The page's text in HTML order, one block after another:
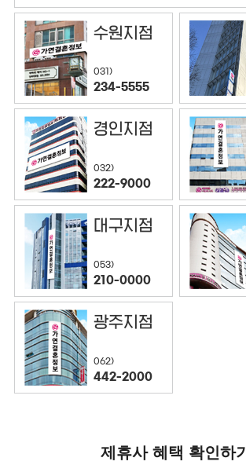
수원지점
031)
234-5555
경인지점
032)
222-9000
대구지점
053)
210-0000
광주지점
062)
442-2000
제휴사 혜택 확인하기